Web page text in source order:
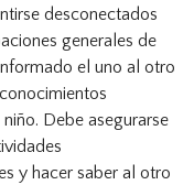
desconectados
generales de
el uno al otro
Debe asegurarse
y hacer saber al otro